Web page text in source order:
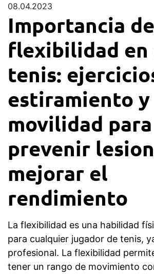
08.04.2023
Importancia
flexibilidad en
tenis:
estiramiento y
movilidad para
prevenir
mejorar el
rendimiento
La flexibilidad es una habilidad
para cualquier jugador de tenis,
profesional. La flexibilidad
tener un rango de movimiento